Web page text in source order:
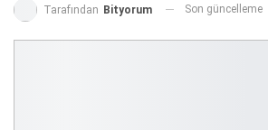
Tarafından Bityorum Son güncelleme